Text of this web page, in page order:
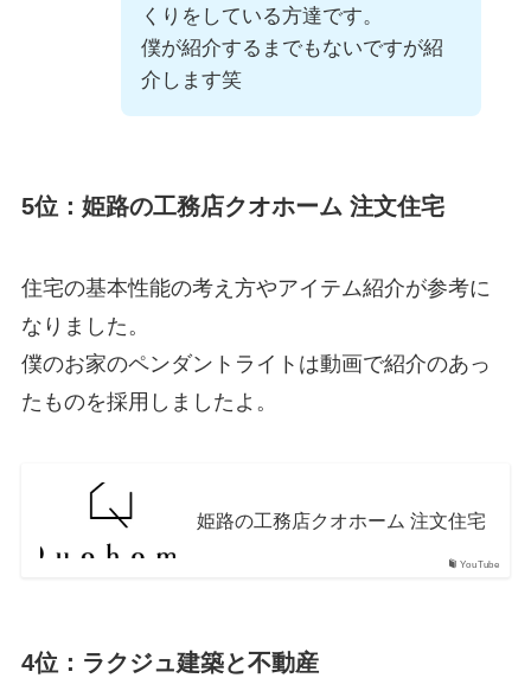
くりをしている方達です。
僕が紹介するまでもないですが紹
介します笑
5位：姫路の工務店クオホーム 注文住宅
住宅の基本性能の考え方やアイテム紹介が参考に
なりました。
僕のお家のペンダントライトは動画で紹介のあっ
たものを採用しましたよ。
YouTube
姫路の工務店クオホーム 注文住宅
4位：ラクジュ建築と不動産